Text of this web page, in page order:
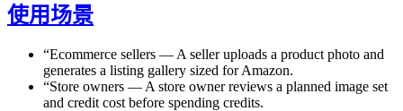
使用场景
“Ecommerce sellers — A seller uploads a product photo and
generates a listing gallery sized for Amazon.
“Store owners — A store owner reviews a planned image set
and credit cost before spending credits.